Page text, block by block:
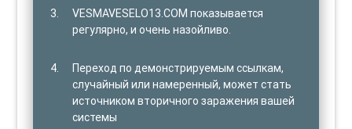
VESMAVESELO13.COM показывается
регулярно, и очень назойливо.
Переход по демонстрируемым ссылкам,
случайный или намеренный, может стать
источником вторичного заражения вашей
системы